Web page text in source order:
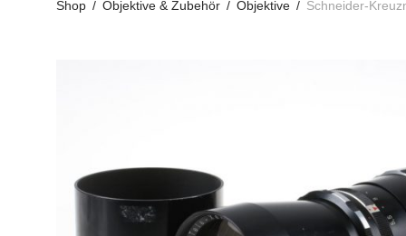
Shop / Objektive & Zubehör / Objektive / Schneider-